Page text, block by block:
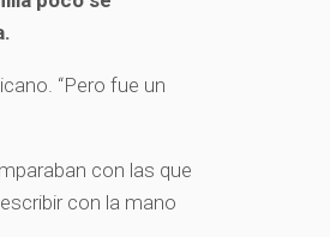
“Pero fue un
con las que
con la mano